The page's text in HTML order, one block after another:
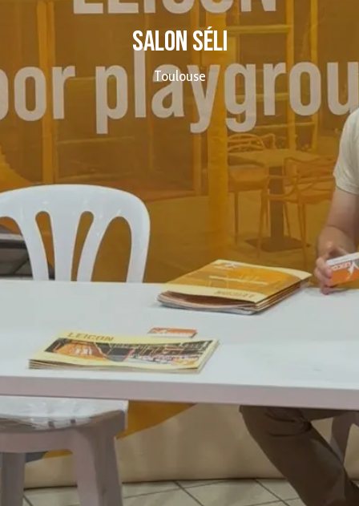
Salon Séli
Toulouse